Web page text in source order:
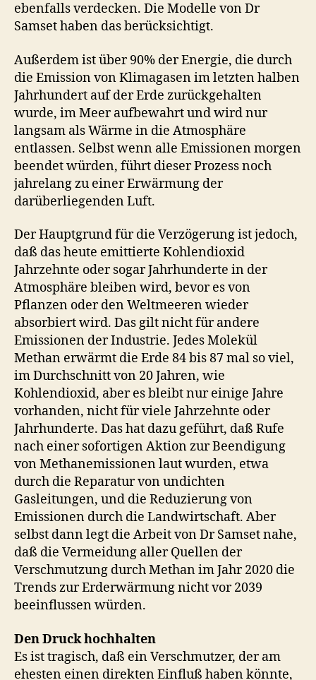
ebenfalls verdecken. Die Modelle von Dr
Samset haben das berücksichtigt.
Außerdem ist über 90% der Energie, die durch
die Emission von Klimagasen im letzten halben
Jahrhundert auf der Erde zurückgehalten
wurde, im Meer aufbewahrt und wird nur
langsam als Wärme in die Atmosphäre
entlassen. Selbst wenn alle Emissionen morgen
beendet würden, führt dieser Prozess noch
jahrelang zu einer Erwärmung der
darüberliegenden Luft.
Der Hauptgrund für die Verzögerung ist jedoch,
daß das heute emittierte Kohlendioxid
Jahrzehnte oder sogar Jahrhunderte in der
Atmosphäre bleiben wird, bevor es von
Pflanzen oder den Weltmeeren wieder
absorbiert wird. Das gilt nicht für andere
Emissionen der Industrie. Jedes Molekül
Methan erwärmt die Erde 84 bis 87 mal so viel,
im Durchschnitt von 20 Jahren, wie
Kohlendioxid, aber es bleibt nur einige Jahre
vorhanden, nicht für viele Jahrzehnte oder
Jahrhunderte. Das hat dazu geführt, daß Rufe
nach einer sofortigen Aktion zur Beendigung
von Methanemissionen laut wurden, etwa
durch die Reparatur von undichten
Gasleitungen, und die Reduzierung von
Emissionen durch die Landwirtschaft. Aber
selbst dann legt die Arbeit von Dr Samset nahe,
daß die Vermeidung aller Quellen der
Verschmutzung durch Methan im Jahr 2020 die
Trends zur Erderwärmung nicht vor 2039
beeinflussen würden.
Den Druck hochhalten
Es ist tragisch, daß ein Verschmutzer, der am
ehesten einen direkten Einfluß haben könnte,